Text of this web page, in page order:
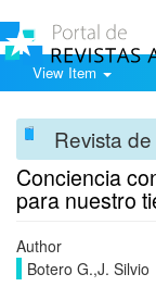
View Item
Revista
Conciencia
para nuestro
Author
Botero G.,J. Silvio